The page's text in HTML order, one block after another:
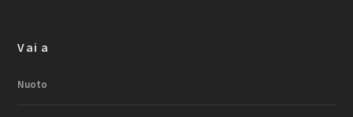
Vai a
Nuoto